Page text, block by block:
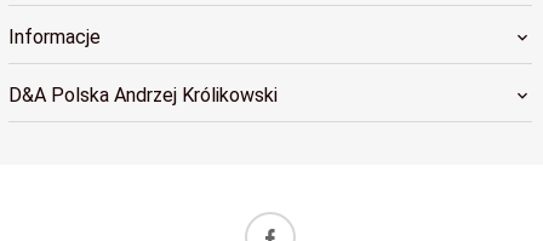
Informacje
D&A Polska Andrzej Królikowski